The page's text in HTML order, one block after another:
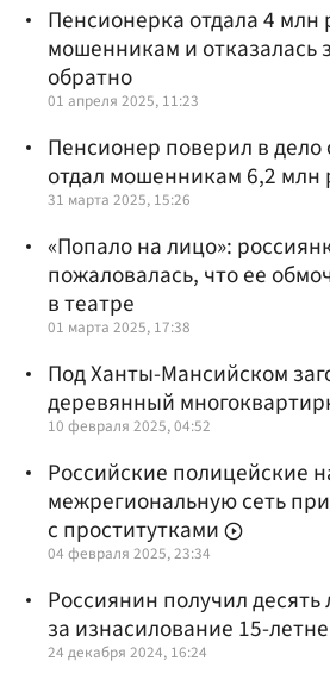
Пенсионерка отдала 4 млн
мошенникам и отказалась
обратно
01 апреля 2025, 11:23
Пенсионер поверил в дело
отдал мошенникам 6,2 млн
31 марта 2025, 15:26
«Попало на лицо»:
пожаловалась, что ее
в театре
01 марта 2025, 17:38
Под Ханты-Мансийском
деревянный
10 февраля 2025, 04:52
Российские полицейские
межрегиональную сеть
с проститутками
04 февраля 2025, 23:34
Россиянин получил десять
за изнасилование 15-
24 декабря 2024, 16:24